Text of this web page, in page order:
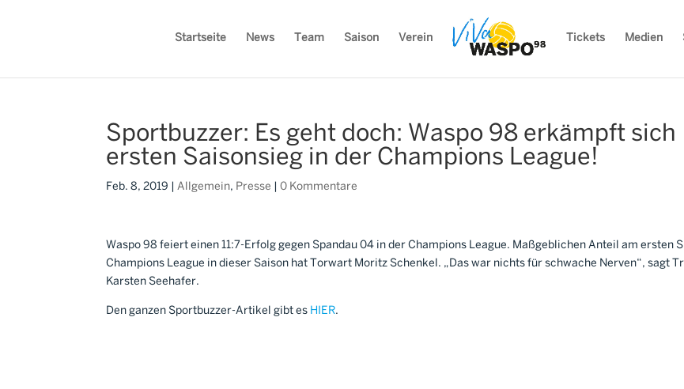
Startseite News Team Saison Verein Tickets Medien
Sportbuzzer: Es geht doch: Waspo 98 erkämpft sich
ersten Saisonsieg in der Champions League!
Feb. 8, 2019 |Allgemein, Presse |0 Kommentare
Waspo 98 feiert einen 11:7-Erfolg gegen Spandau 04 in der Champions League. Maßgeblichen Anteil am ersten
Champions League in dieser Saison hat Torwart Moritz Schenkel. „Das war nichts für schwache Nerven“, sagt
Karsten Seehafer.
Den ganzen Sportbuzzer-Artikel gibt es HIER.